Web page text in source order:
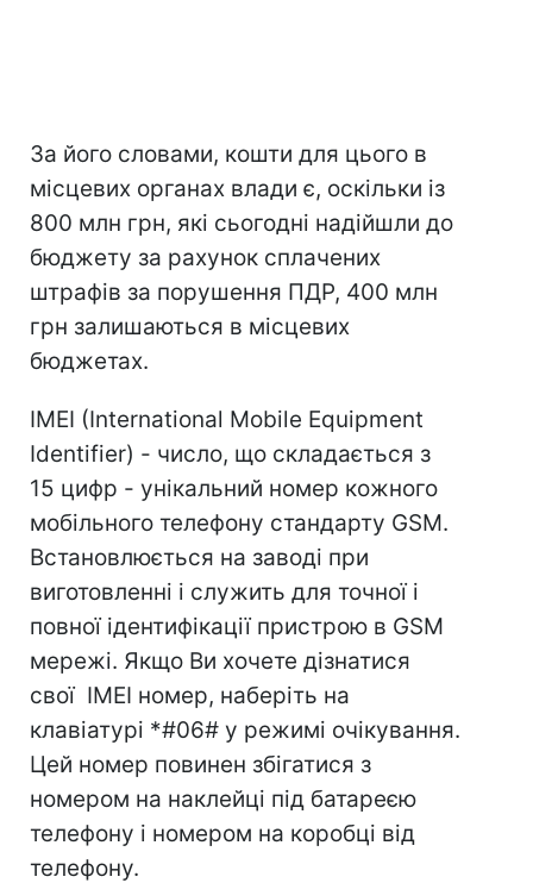
За його словами, кошти для цього в
місцевих органах влади є, оскільки із
800 млн грн, які сьогодні надійшли до
бюджету за рахунок сплачених
штрафів за порушення ПДР, 400 млн
грн залишаються в місцевих
бюджетах.
IMEI (International Mobile Equipment
Identifier) - число, що складається з
15 цифр - унікальний номер кожного
мобільного телефону стандарту GSM.
Встановлюється на заводі при
виготовленні і служить для точної і
повної ідентифікації пристрою в GSM
мережі. Якщо Ви хочете дізнатися
свої IMEI номер, наберіть на
клавіатурі *#06# у режимі очікування.
Цей номер повинен збігатися з
номером на наклейці під батареєю
телефону і номером на коробці від
телефону.